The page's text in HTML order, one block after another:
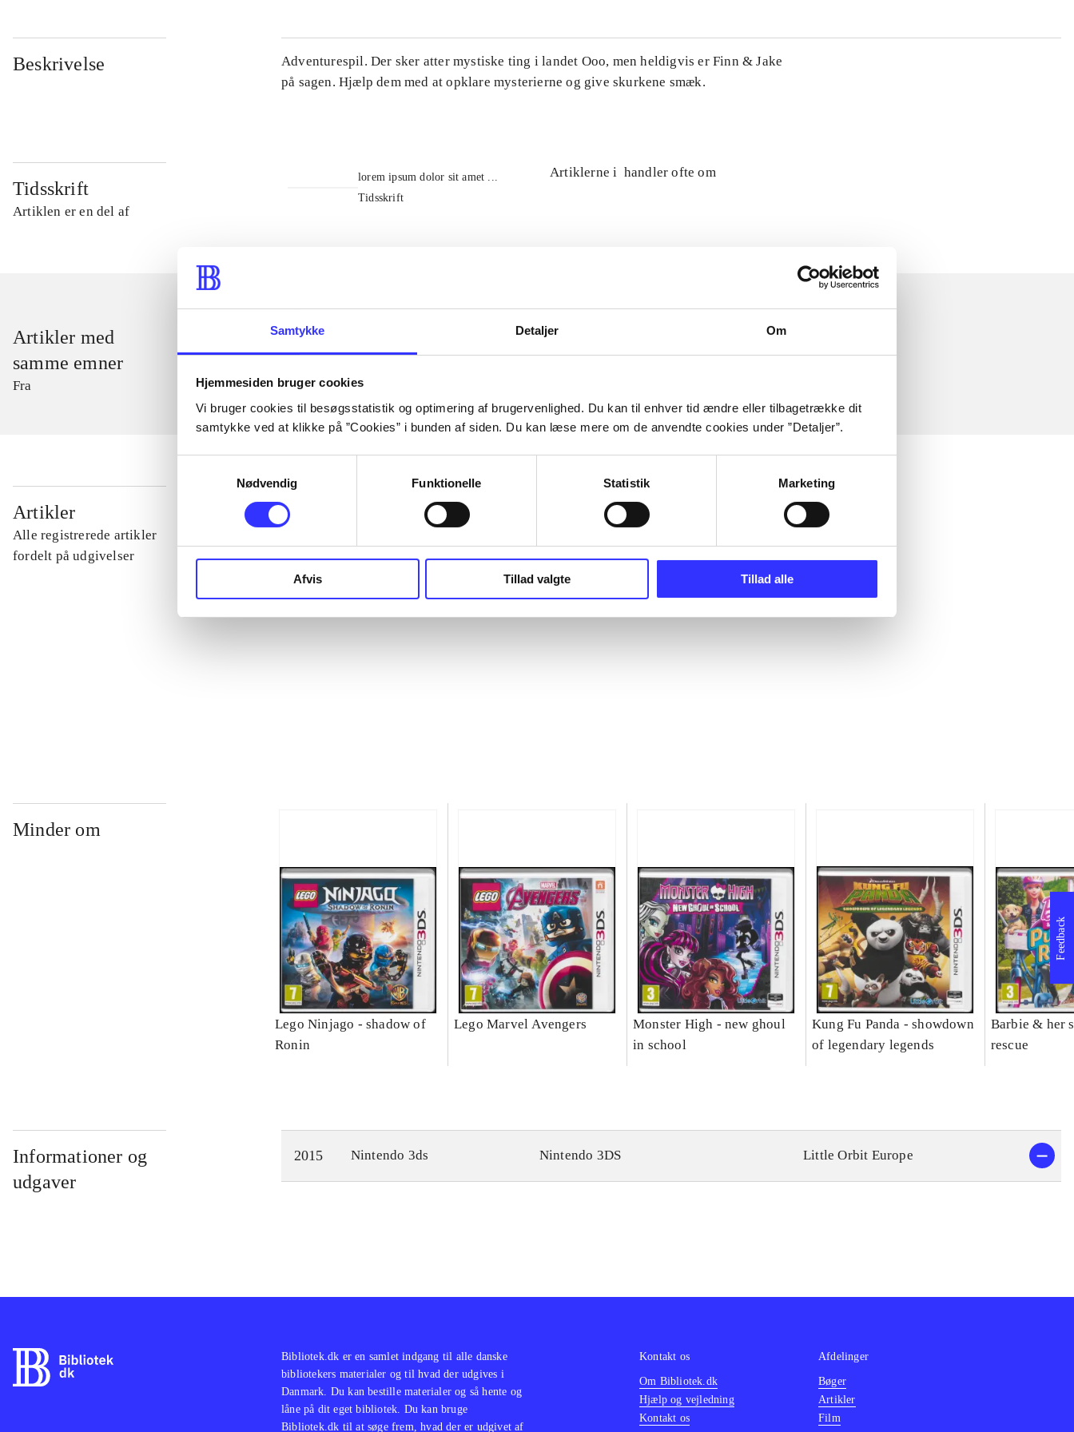
Samtykke Detaljer Om
Hjemmesiden bruger cookies
Vi bruger cookies til besøgsstatistik og optimering af brugervenlighed. Du kan til enhver tid ændre eller tilbagetrække dit
samtykke ved at klikke på ”Cookies” i bunden af siden. Du kan læse mere om de anvendte cookies under ”Detaljer”.
Nødvendig
Funktionelle Statistik Marketing
Afvis Tillad valgte Tillad alle
Beskrivelse
Adventurespil. Der sker atter mystiske ting i landet Ooo, men heldigvis er Finn & Jake
på sagen. Hjælp dem med at opklare mysterierne og give skurkene smæk.
Tidsskrift
Artiklen er en del af
lorem ipsum dolor sit amet ...
Tidsskrift
Artiklerne i handler ofte om
Artikler med
samme emner
Fra
Artikler
Alle registrerede artikler
fordelt på udgivelser
...
Minder om
Lego Ninjago - shadow of
Ronin
Lego Marvel Avengers
Monster High - new ghoul
in school
Kung Fu Panda - showdown
of legendary legends
Barbie & her
rescue
Informationer og
udgaver
2015 Nintendo 3ds Nintendo 3DS Little Orbit Europe
Feedback
Bibliotek.dk er en samlet indgang til alle danske
bibliotekers materialer og til hvad der udgives i
Danmark. Du kan bestille materialer og så hente og
låne på dit eget bibliotek. Du kan bruge
Bibliotek.dk til at søge frem, hvad der er udgivet af
Kontakt os
Om Bibliotek.dk
Hjælp og vejledning
Kontakt os
Afdelinger
Bøger
Artikler
Film